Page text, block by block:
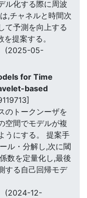
ル化する際に周波
,チャネルと時間次
て予測を向上する
提案する。
(2025-05-
for Time
based
のトークンーザを
空間でモデルが複
うにする。 提案手
ル・分解し,次に閾
数を定量化し,最後
する自己回帰モデ
(2024-12-